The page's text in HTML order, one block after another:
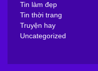
Tin làm đẹp
Tin thời trang
Truyện hay
Uncategorized